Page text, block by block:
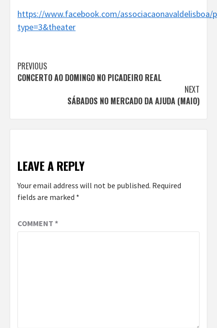
https://www.facebook.com/associacaonavaldelisboa/
type=3&theater
Continue
Reading
PREVIOUS
CONCERTO AO DOMINGO NO PICADEIRO REAL
NEXT
SÁBADOS NO MERCADO DA AJUDA (MAIO)
LEAVE A REPLY
Your email address will not be published. Required
fields are marked *
COMMENT *